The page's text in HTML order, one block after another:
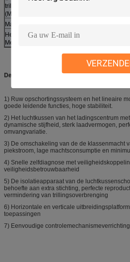
trillingsgenerator
(MM.)
Machtsversterker
Het koelen
Methode
De Machinehoofdlijnen van de trillingstest
1) Ruw opschortingssysteem en het lineaire
goede leidende functies, hoge stabiliteit.
2) Het luchtkussen van het ladingscentrum
dynamische stijfheid, sterk laadvermogen,
omvangvariatie.
3) De omschakeling van de de klassenmacht
piekstroom, lage machtsconsumptie en
4) Snelle zelfdiagnose met
veiligheidsbetrouwbaarheid
5) De isolatieapparaat van de
behoefte aan extra stichting, perfecte
vermindering van trillingsoverbrenging
6) Horizontale en verticale
toepassingen
7) Eenvoudige controlemechanismeverrichting